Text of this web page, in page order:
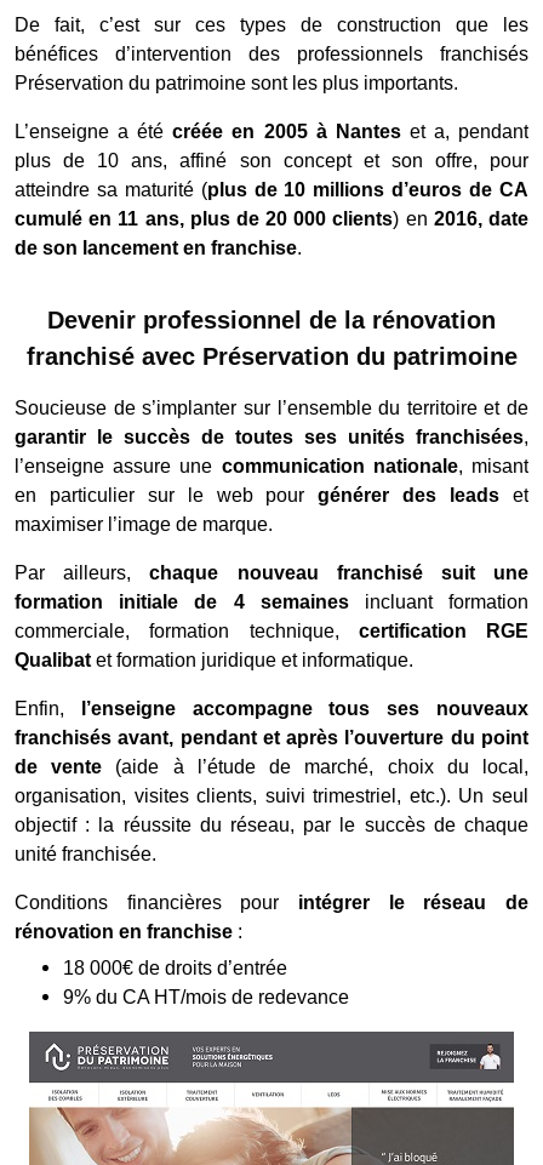
De fait, c’est sur ces types de construction que les
bénéfices d’intervention des professionnels franchisés
Préservation du patrimoine sont les plus importants.
L’enseigne a étécréée en 2005 à Nanteset a, pendant
plus de 10 ans, affiné son concept et son offre, pour
atteindre sa maturité (plus de 10 millions d’euros de CA
cumulé en 11 ans, plus de 20 000 clients) en 2016, date
de son lancement en franchise.
Devenir professionnel de la rénovation
franchisé avec Préservation du patrimoine
Soucieuse de s’implanter sur l’ensemble du territoire et de
garantir le succès de toutes ses unités franchisées,
l’enseigne assure une communication nationale, misant
en particulier sur le web pourgénérer des leads et
maximiser l’image de marque.
Par ailleurs,chaque nouveau franchisé suit une
formation initiale de 4 semainesincluant formation
commerciale, formation technique, certification RGE
Qualibat et formation juridique et informatique.
Enfin,
l’enseigne accompagne tous ses nouveaux
franchisés avant, pendant et après l’ouverture du point
de vente (aide à l’étude de marché, choix du local,
organisation, visites clients, suivi trimestriel, etc.). Un seul
objectif : la réussite du réseau, par le succès de chaque
unité franchisée.
Conditions financières pour intégrer le réseau de
rénovation en franchise :
18 000€ de droits d’entrée
9% du CA HT/mois de redevance